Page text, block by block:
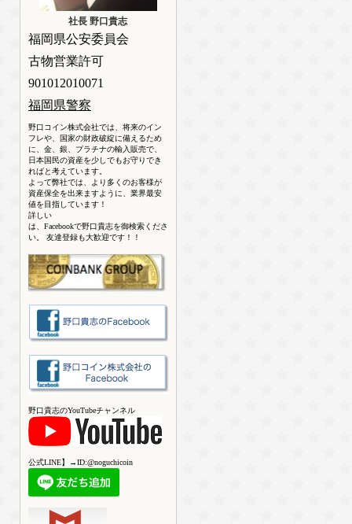
社長 野口貴志
福岡県公安委員会
古物営業許可
901012010071
福岡県警察
野口コイン株式会社では、将来のイン
フレや、国家の財政破綻に備えるため
に、金、銀、プラチナの輸入販売で、
日本国民の資産を少しでもお守りでき
ればと考えています。
よって弊社では、より多くのお客様が
資産保全を出来ますように、業界最安
値を目指しています！
詳しい
は、Facebookで野口貴志を御検索くださ
い。 友達登録も大歓迎です！！
野口貴志のYouTubeチャンネル
公式LINE】→ID:@noguchicoin